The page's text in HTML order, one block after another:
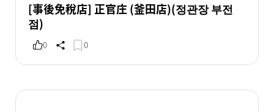
[事後免稅店] 正官庄 (釜田店)(정관장 부전
점)
0 0